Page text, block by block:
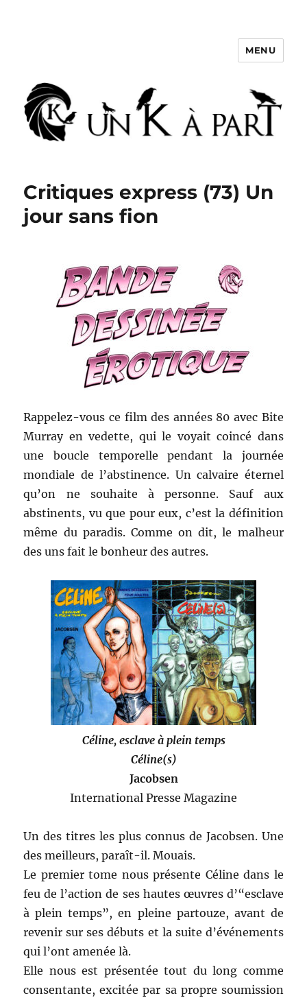
MENU
Critiques express (73) Un
jour sans fion
Rappelez-vous ce film des années 80 avec Bite
Murray en vedette, qui le voyait coincé dans
une boucle temporelle pendant la journée
mondiale de l’abstinence. Un calvaire éternel
qu’on ne souhaite à personne. Sauf aux
abstinents, vu que pour eux, c’est la définition
même du paradis. Comme on dit, le malheur
des uns fait le bonheur des autres.
Céline, esclave à plein temps
Céline(s)
Jacobsen
International Presse Magazine
Un des titres les plus connus de Jacobsen. Une
des meilleurs, paraît-il. Mouais.
Le premier tome nous présente Céline dans le
feu de l’action de ses hautes œuvres d’“esclave
à plein temps”, en pleine partouze, avant de
revenir sur ses débuts et la suite d’événements
qui l’ont amenée là.
Elle nous est présentée tout du long comme
consentante, excitée par sa propre soumission